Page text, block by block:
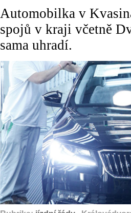
Automobilka v
spojů v kraji včetně
sama uhradí.